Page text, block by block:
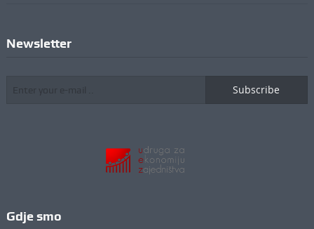
Newsletter
Subscribe
Gdje smo